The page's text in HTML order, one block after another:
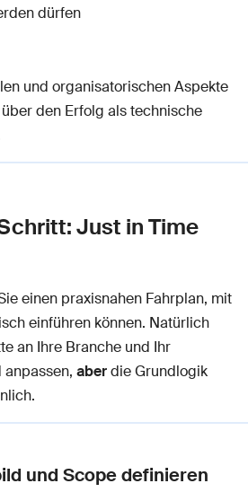
dürfen
und organisatorischen Aspekte
den Erfolg als technische
Just in Time
einen praxisnahen Fahrplan, mit
einführen können. Natürlich
an Ihre Branche und Ihr
aberdie Grundlogik
und Scope definieren